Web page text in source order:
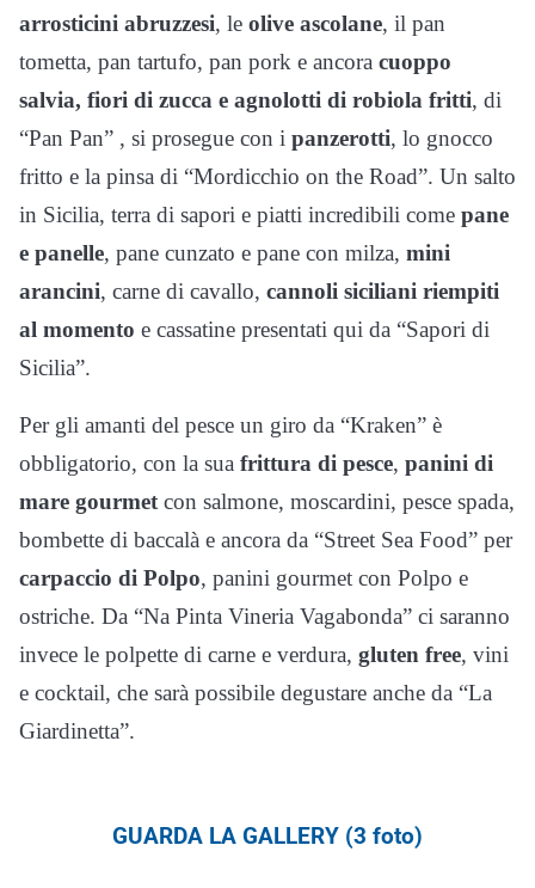
arrosticini abruzzesi, le olive ascolane, il pan
tometta, pan tartufo, pan pork e ancora cuoppo
salvia, fiori di zucca e agnolotti di robiola fritti, di
“Pan Pan” , si prosegue con i panzerotti, lo gnocco
fritto e la pinsa di “Mordicchio on the Road”. Un salto
in Sicilia, terra di sapori e piatti incredibili come pane
e panelle, pane cunzato e pane con milza, mini
arancini, carne di cavallo, cannoli siciliani riempiti
al momento e cassatine presentati qui da “Sapori di
Sicilia”.
Per gli amanti del pesce un giro da “Kraken” è
obbligatorio, con la sua frittura di pesce, panini di
mare gourmet con salmone, moscardini, pesce spada,
bombette di baccalà e ancora da “Street Sea Food” per
carpaccio di Polpo, panini gourmet con Polpo e
ostriche. Da “Na Pinta Vineria Vagabonda” ci saranno
invece le polpette di carne e verdura, gluten free, vini
e cocktail, che sarà possibile degustare anche da “La
Giardinetta”.
GUARDA LA GALLERY (3 foto)